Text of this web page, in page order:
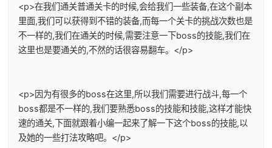
<p>在我们通关普通关卡的时候,会给我们一些装备,在这个副本
里面,我们可以获得到不错的装备,而每一个关卡的挑战次数也是
不一样的,我们在通关的时候,需要注意一下boss的技能,我们在
这里也是要通关的,不然的话很容易翻车。</p>
<p>因为有很多的boss在这里,所以我们需要进行战斗,每一个
boss都是不一样的,我们要熟悉boss的技能和技能,这样才能快
速的通关,下面就跟着小编一起来了解一下这个boss的技能,以
及她的一些打法攻略吧。</p>